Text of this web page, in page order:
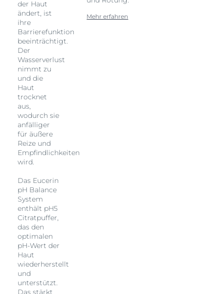
der Haut
ändert, ist
ihre
Barrierefunktion
beeinträchtigt.
Der
Wasserverlust
nimmt zu
und die
Haut
trocknet
aus,
wodurch sie
anfälliger
für äußere
Reize und
Empfindlichkeiten
wird.
Das Eucerin
pH Balance
System
enthält pH5
Citratpuffer,
das den
optimalen
pH-Wert der
Haut
wiederherstellt
und
unterstützt.
Das stärkt
Mehr erfahren